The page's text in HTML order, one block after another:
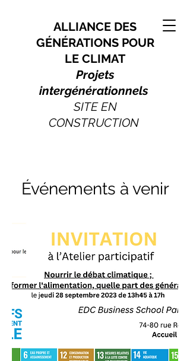
ALLIANCE DES
GÉNÉRATIONS POUR
LE CLIMAT
Projets
intergénérationnels
SITE EN
CONSTRUCTION
Événements à venir